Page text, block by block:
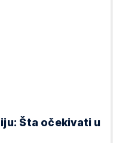
Šta očekivati u